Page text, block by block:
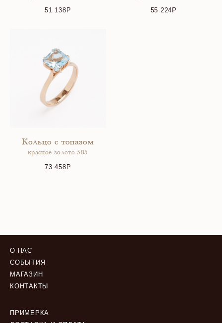
51 138 55 224
Кольцо с топазом
красное золото 585
73 458
О НАС
СОБЫТИЯ
МАГАЗИН
КОНТАКТЫ
ПРИМЕРКА